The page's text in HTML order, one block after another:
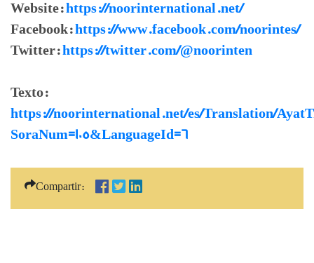
Website:https://noorinternational.net/
Facebook:https://www.facebook.com/noorintes/
Twitter:https://twitter.com/@noorinten
Texto:
https://noorinternational.net/es/Translation/
SoraNum=105&LanguageId=6
Compartir: